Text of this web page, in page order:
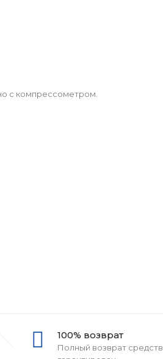
с компрессометром.
100% возврат
Полный возврат средств